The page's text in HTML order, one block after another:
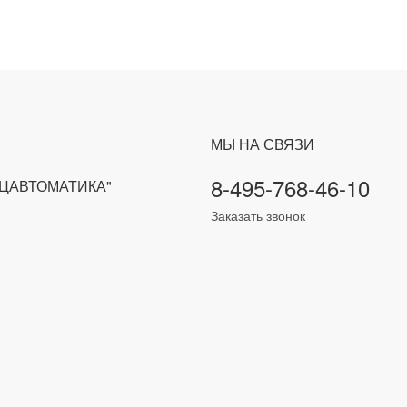
МЫ НА СВЯЗИ
8-495-768-46-10
Заказать звонок